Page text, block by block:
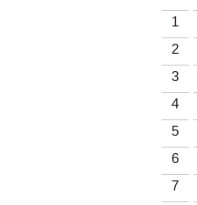
1
2
3
4
5
6
7